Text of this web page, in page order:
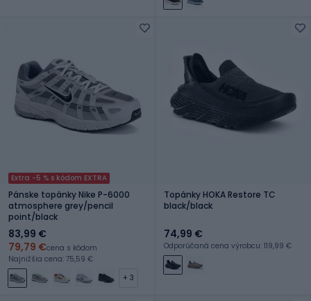
Extra -5 % s kódom EXTRA
Pánske topánky Nike P-6000
atmosphere grey/pencil
point/black
83,99 €
79,79 €cena s kódom
Najnižšia cena: 75,59 €
+ 3
Topánky HOKA Restore TC
black/black
74,99 €
Odporúčaná cena výrobcu: 119,99 €